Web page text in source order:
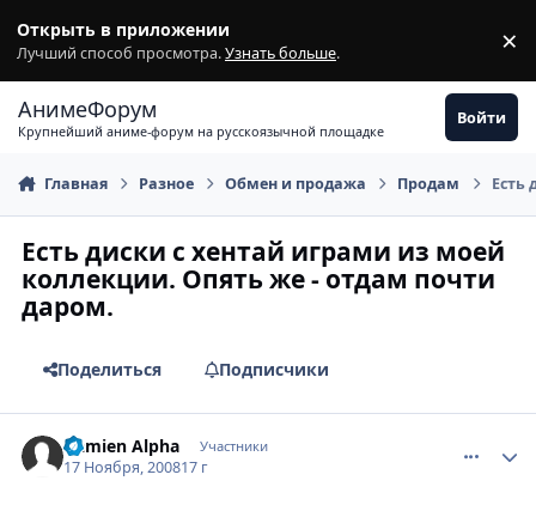
Открыть в приложении
Лучший способ просмотра.Узнать больше. ×
АнимеФорум
Крупнейший аниме-форум на русскоязычной площадке
Войти
Главная Разное Обмен и продажа Продам Есть
Есть диски с хентай играми из моей
коллекции. Опять же - отдам почти
даром.
Поделиться Подписчики
Damien Alpha Участники
17 Ноября, 200817 г